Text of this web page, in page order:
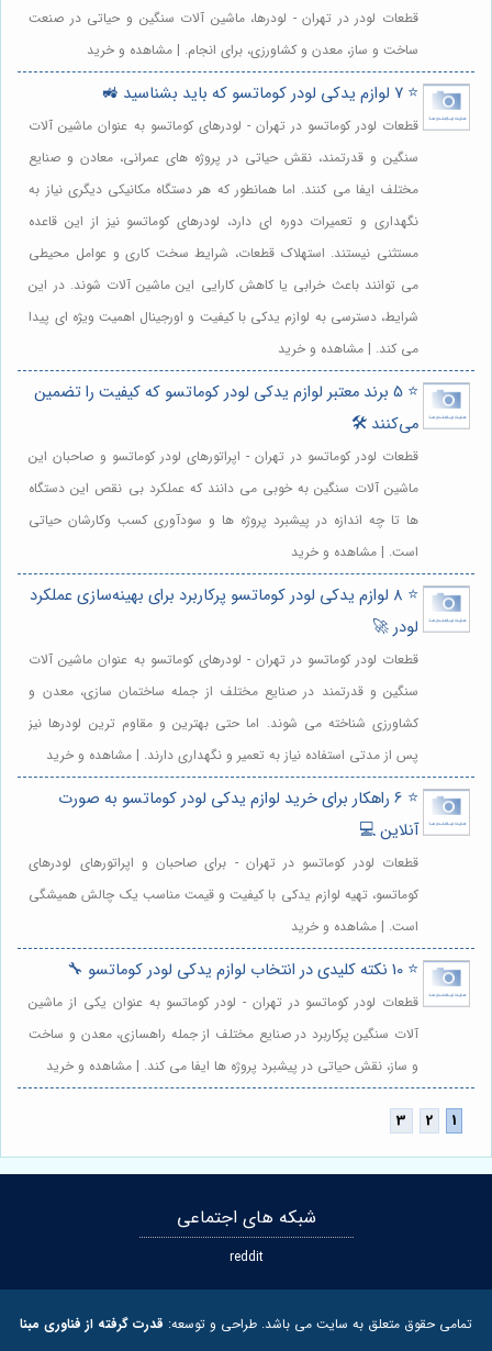
قطعات لودر در تهران - لودرها، ماشین آلات سنگین و حیاتی در صنعت
ساخت و ساز، معدن و کشاورزی، برای انجام. | مشاهده و خرید
⭐️ 7 لوازم یدکی لودر کوماتسو که باید بشناسید 🚜
قطعات لودر کوماتسو در تهران - لودرهای کوماتسو به عنوان ماشین آلات
سنگین و قدرتمند، نقش حیاتی در پروژه های عمرانی، معادن و صنایع
مختلف ایفا می کنند. اما همانطور که هر دستگاه مکانیکی دیگری نیاز به
نگهداری و تعمیرات دوره ای دارد، لودرهای کوماتسو نیز از این قاعده
مستثنی نیستند. استهلاک قطعات، شرایط سخت کاری و عوامل محیطی
می توانند باعث خرابی یا کاهش کارایی این ماشین آلات شوند. در این
شرایط، دسترسی به لوازم یدکی با کیفیت و اورجینال اهمیت ویژه ای پیدا
می کند. | مشاهده و خرید
⭐️ 5 برند معتبر لوازم یدکی لودر کوماتسو که کیفیت را تضمین
می‌کنند 🛠️
قطعات لودر کوماتسو در تهران - اپراتورهای لودر کوماتسو و صاحبان این
ماشین آلات سنگین به خوبی می دانند که عملکرد بی نقص این دستگاه
ها تا چه اندازه در پیشبرد پروژه ها و سودآوری کسب وکارشان حیاتی
است. | مشاهده و خرید
⭐️ 8 لوازم یدکی لودر کوماتسو پرکاربرد برای بهینه‌سازی عملکرد
لودر 🚀
قطعات لودر کوماتسو در تهران - لودرهای کوماتسو به عنوان ماشین آلات
سنگین و قدرتمند در صنایع مختلف از جمله ساختمان سازی، معدن و
کشاورزی شناخته می شوند. اما حتی بهترین و مقاوم ترین لودرها نیز
پس از مدتی استفاده نیاز به تعمیر و نگهداری دارند. | مشاهده و خرید
⭐️ 6 راهکار برای خرید لوازم یدکی لودر کوماتسو به صورت
آنلاین 💻
قطعات لودر کوماتسو در تهران - برای صاحبان و اپراتورهای لودرهای
کوماتسو، تهیه لوازم یدکی با کیفیت و قیمت مناسب یک چالش همیشگی
است. | مشاهده و خرید
⭐️ 10 نکته کلیدی در انتخاب لوازم یدکی لودر کوماتسو 🔧
قطعات لودر کوماتسو در تهران - لودر کوماتسو به عنوان یکی از ماشین
آلات سنگین پرکاربرد در صنایع مختلف از جمله راهسازی، معدن و ساخت
و ساز، نقش حیاتی در پیشبرد پروژه ها ایفا می کند. | مشاهده و خرید
شبکه های اجتماعی
reddit
تمامی حقوق متعلق به سایت می باشد. طراحی و توسعه: قدرت گرفته از فناوری مبنا